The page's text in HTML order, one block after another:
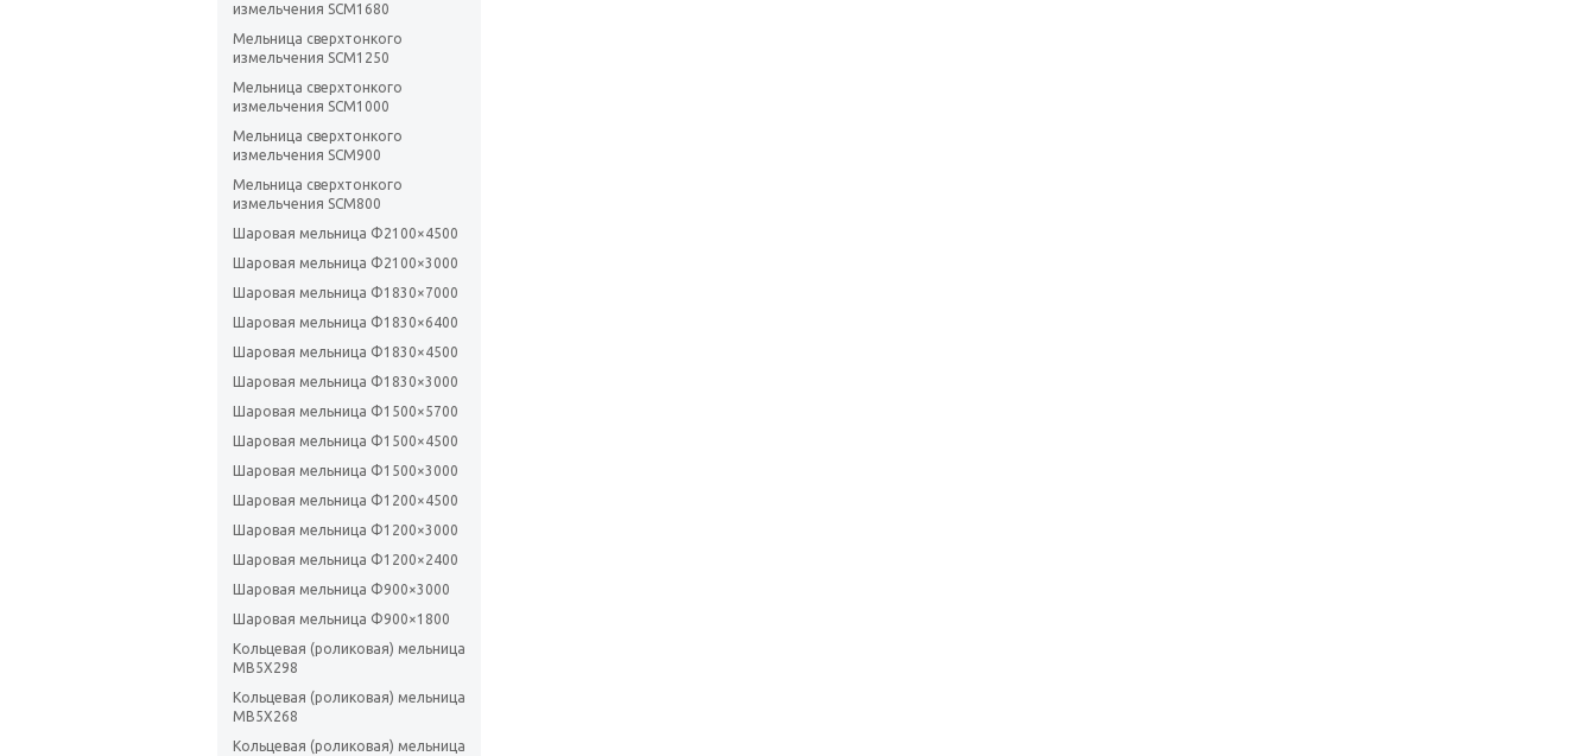
измельчения SCM1680
Мельница сверхтонкого
измельчения SCM1250
Мельница сверхтонкого
измельчения SCM1000
Мельница сверхтонкого
измельчения SCM900
Мельница сверхтонкого
измельчения SCM800
Шаровая мельница Ф2100×4500
Шаровая мельница Ф2100×3000
Шаровая мельница Ф1830×7000
Шаровая мельница Ф1830×6400
Шаровая мельница Ф1830×4500
Шаровая мельница Ф1830×3000
Шаровая мельница Ф1500×5700
Шаровая мельница Ф1500×4500
Шаровая мельница Ф1500×3000
Шаровая мельница Ф1200×4500
Шаровая мельница Ф1200×3000
Шаровая мельница Ф1200×2400
Шаровая мельница Ф900×3000
Шаровая мельница Ф900×1800
Кольцевая (роликовая) мельница
MB5X298
Кольцевая (роликовая) мельница
MB5X268
Кольцевая (роликовая) мельница